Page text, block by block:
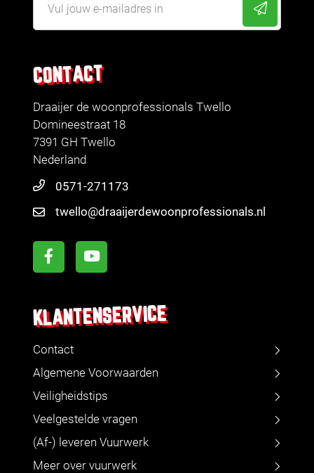
CONTACT
Draaijer de woonprofessionals Twello
Domineestraat 18
7391 GH Twello
Nederland
0571-271173
twello@draaijerdewoonprofessionals.nl
KLANTENSERVICE
Contact
Algemene Voorwaarden
Veiligheidstips
Veelgestelde vragen
(Af-) leveren Vuurwerk
Meer over vuurwerk